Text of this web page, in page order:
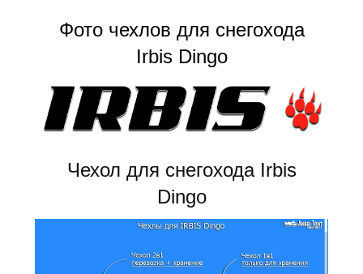
Фото чехлов для снегохода
Irbis Dingo
Чехол для снегохода Irbis
Dingo